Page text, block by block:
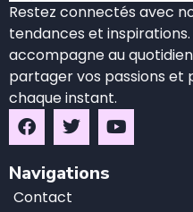
Restez connectés avec
tendances et
accompagne au
partager vos passions
chaque instant.
Navigations
Contact